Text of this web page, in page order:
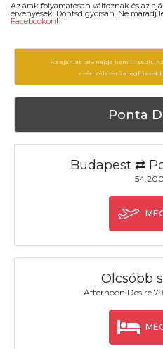
Az árak folyamatosan változnak és az
érvényesek. Döntsd gyorsan. Ne maradj
Facebookon!
Az ajánlat 1919 napja nem frissült.
ezért célszerű a
Ponta
Budapest ⇄
Olcsóbb
Afternoon Desire